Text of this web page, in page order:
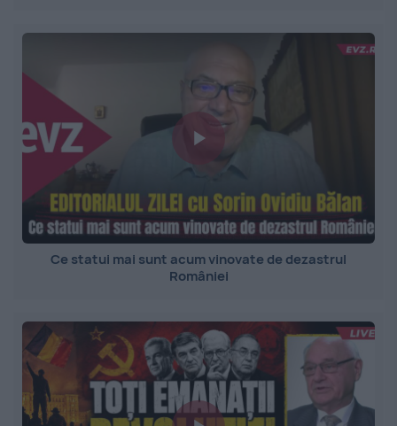
Ce statui mai sunt acum vinovate de dezastrul
României